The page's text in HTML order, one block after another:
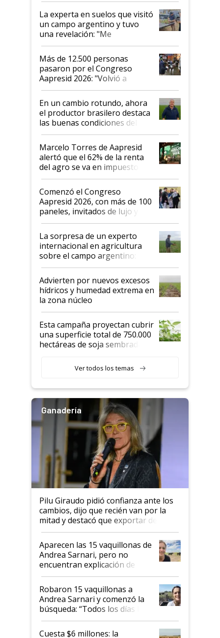
La experta en suelos que visitó
un campo argentino y tuvo
una revelación: "Me
impresionó mucho"
Más de 12.500 personas
pasaron por el Congreso
Aapresid 2026: "Volvió a
demostrar que hablar del
suelo es hablar de todo el
sistema productivo"
En un cambio rotundo, ahora
el productor brasilero destaca
las buenas condiciones del
agro argentino para invertir:
"Los veo más motivados"
Marcelo Torres de Aapresid
alertó que el 62% de la renta
del agro se va en impuestos:
"No es bueno que en
Argentina se sigan discutiendo
las mismas cosas de hace 50
años"
Comenzó el Congreso
Aapresid 2026, con más de 100
paneles, invitados de lujo y
todas las tendencias
La sorpresa de un experto
internacional en agricultura
sobre el campo argentino:
"Estoy muy impresionado"
Advierten por nuevos excesos
hídricos y humedad extrema en
la zona núcleo
Esta campaña proyectan cubrir
una superficie total de 750.000
hectáreas de soja sembradas
variedades que marcan un
salto tecnológico en genética y
Ver todos los temas
Ganadería
Pilu Giraudo pidió confianza ante los
cambios, dijo que recién van por la
mitad y destacó que exportar dejó de
ser "para unos pocos": "Tenemos un
mandato muy claro del gobierno
nacional"
Aparecen las 15 vaquillonas de
Andrea Sarnari, pero no
encuentran explicación de
cómo llegaron allí
Robaron 15 vaquillonas a
Andrea Sarnari y comenzó la
búsqueda: “Todos los días le
toca a algún productor”
Cuesta $6 millones: la